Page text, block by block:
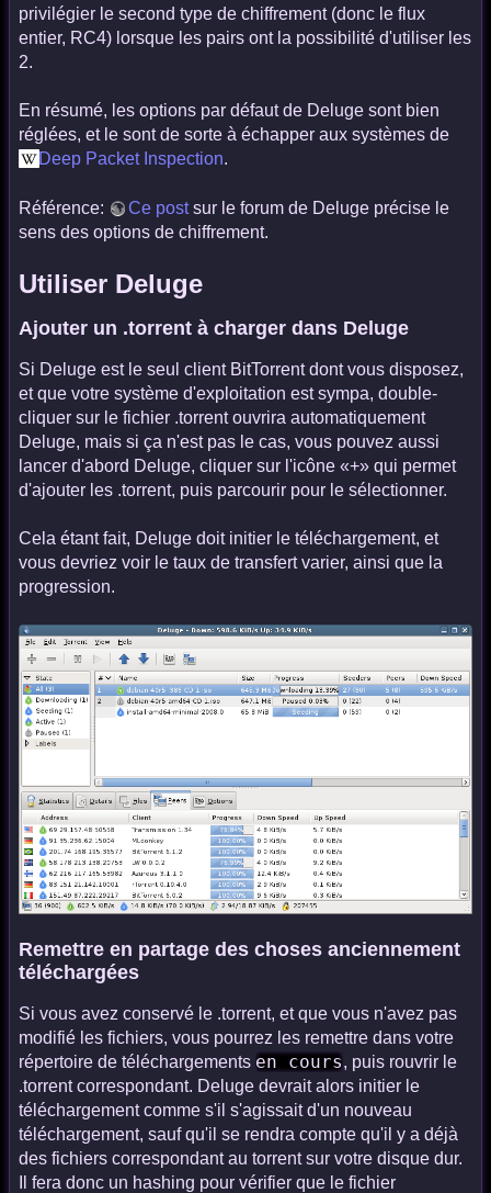
privilégier le second type de chiffrement (donc le flux
entier, RC4) lorsque les pairs ont la possibilité d'utiliser les
2.
En résumé, les options par défaut de Deluge sont bien
réglées, et le sont de sorte à échapper aux systèmes de
Deep Packet Inspection.
Référence: Ce postsur le forum de Deluge précise le
sens des options de chiffrement.
Utiliser Deluge
Ajouter un .torrent à charger dans Deluge
Si Deluge est le seul client BitTorrent dont vous disposez,
et que votre système d'exploitation est sympa, double-
cliquer sur le fichier .torrent ouvrira automatiquement
Deluge, mais si ça n'est pas le cas, vous pouvez aussi
lancer d'abord Deluge, cliquer sur l'icône «+» qui permet
d'ajouter les .torrent, puis parcourir pour le sélectionner.
Cela étant fait, Deluge doit initier le téléchargement, et
vous devriez voir le taux de transfert varier, ainsi que la
progression.
Remettre en partage des choses anciennement
téléchargées
Si vous avez conservé le .torrent, et que vous n'avez pas
modifié les fichiers, vous pourrez les remettre dans votre
répertoire de téléchargements en cours, puis rouvrir le
.torrent correspondant. Deluge devrait alors initier le
téléchargement comme s'il s'agissait d'un nouveau
téléchargement, sauf qu'il se rendra compte qu'il y a déjà
des fichiers correspondant au torrent sur votre disque dur.
Il fera donc un hashing pour vérifier que le fichier